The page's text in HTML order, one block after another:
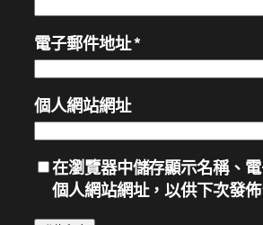
電子郵件地址*
個人網站網址
在瀏覽器中儲存顯示名稱、
個人網站網址，以供下次發